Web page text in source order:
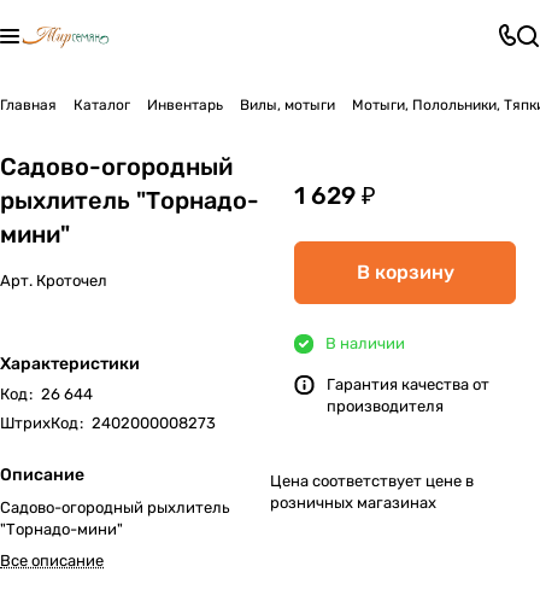
Главная Каталог Инвентарь Вилы, мотыги Мотыги, Полольники,
Садово-огородный
рыхлитель "Торнадо-
мини"
Арт. Кроточел
Характеристики
Код: 26 644
ШтрихКод: 2402000008273
Описание
Садово-огородный рыхлитель
"Торнадо-мини"
Все описание
1 629 ₽
В корзину
В наличии
Гарантия качества от
производителя
Цена соответствует цене в
розничных магазинах